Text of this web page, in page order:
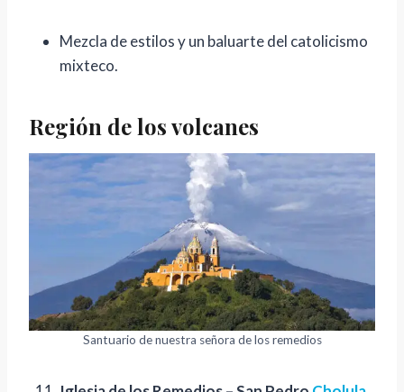
Mezcla de estilos y un baluarte del catolicismo
mixteco.
Región de los volcanes
Santuario de nuestra señora de los remedios